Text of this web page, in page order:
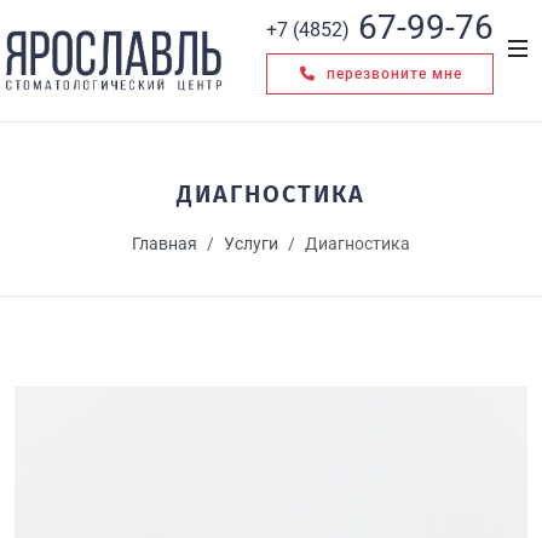
+7 (4852) 67-99-76
перезвоните мне
ДИАГНОСТИКА
Главная Услуги Диагностика